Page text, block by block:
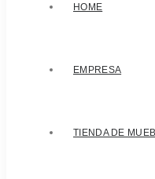
HOME
EMPRESA
TIENDA DE